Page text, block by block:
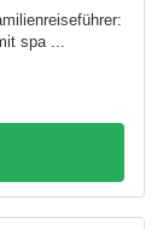
spa ...